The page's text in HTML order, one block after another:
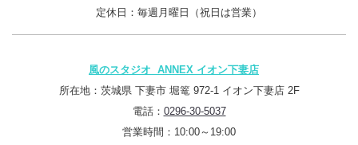
定休日：毎週月曜日（祝日は営業）
風のスタジオ ANNEX イオン下妻店
所在地：茨城県 下妻市 堀篭 972-1 イオン下妻店 2F
電話： 0296-30-5037
営業時間：10:00～19:00